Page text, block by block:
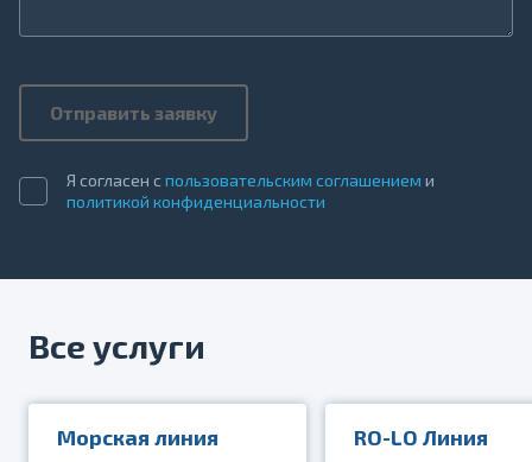
Отправить заявку
Я согласен с пользовательским соглашением и
политикой конфиденциальности
Все услуги
Морская линия RO-LO Линия